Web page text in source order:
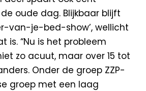
oude dag. Blijkbaar blijft
van-je-bed-show’, wellicht
is. “Nu is het probleem
zo acuut, maar over 15 tot
Onder de groep ZZP-
groep met een laag